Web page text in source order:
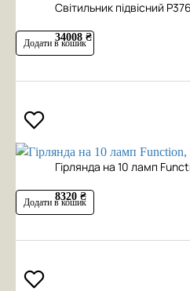
Cвітильник підвісний
34008 ₴
Додати в кошик
Гірлянда на 10 ламп
8320 ₴
Додати в кошик